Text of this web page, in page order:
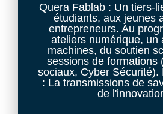
Quera Fablab : Un tiers-
étudiants, aux jeunes
entrepreneurs. Au
ateliers numérique, un
machines, du soutien
sessions de formations
sociaux, Cyber Sécurité).
: La transmissions de
de